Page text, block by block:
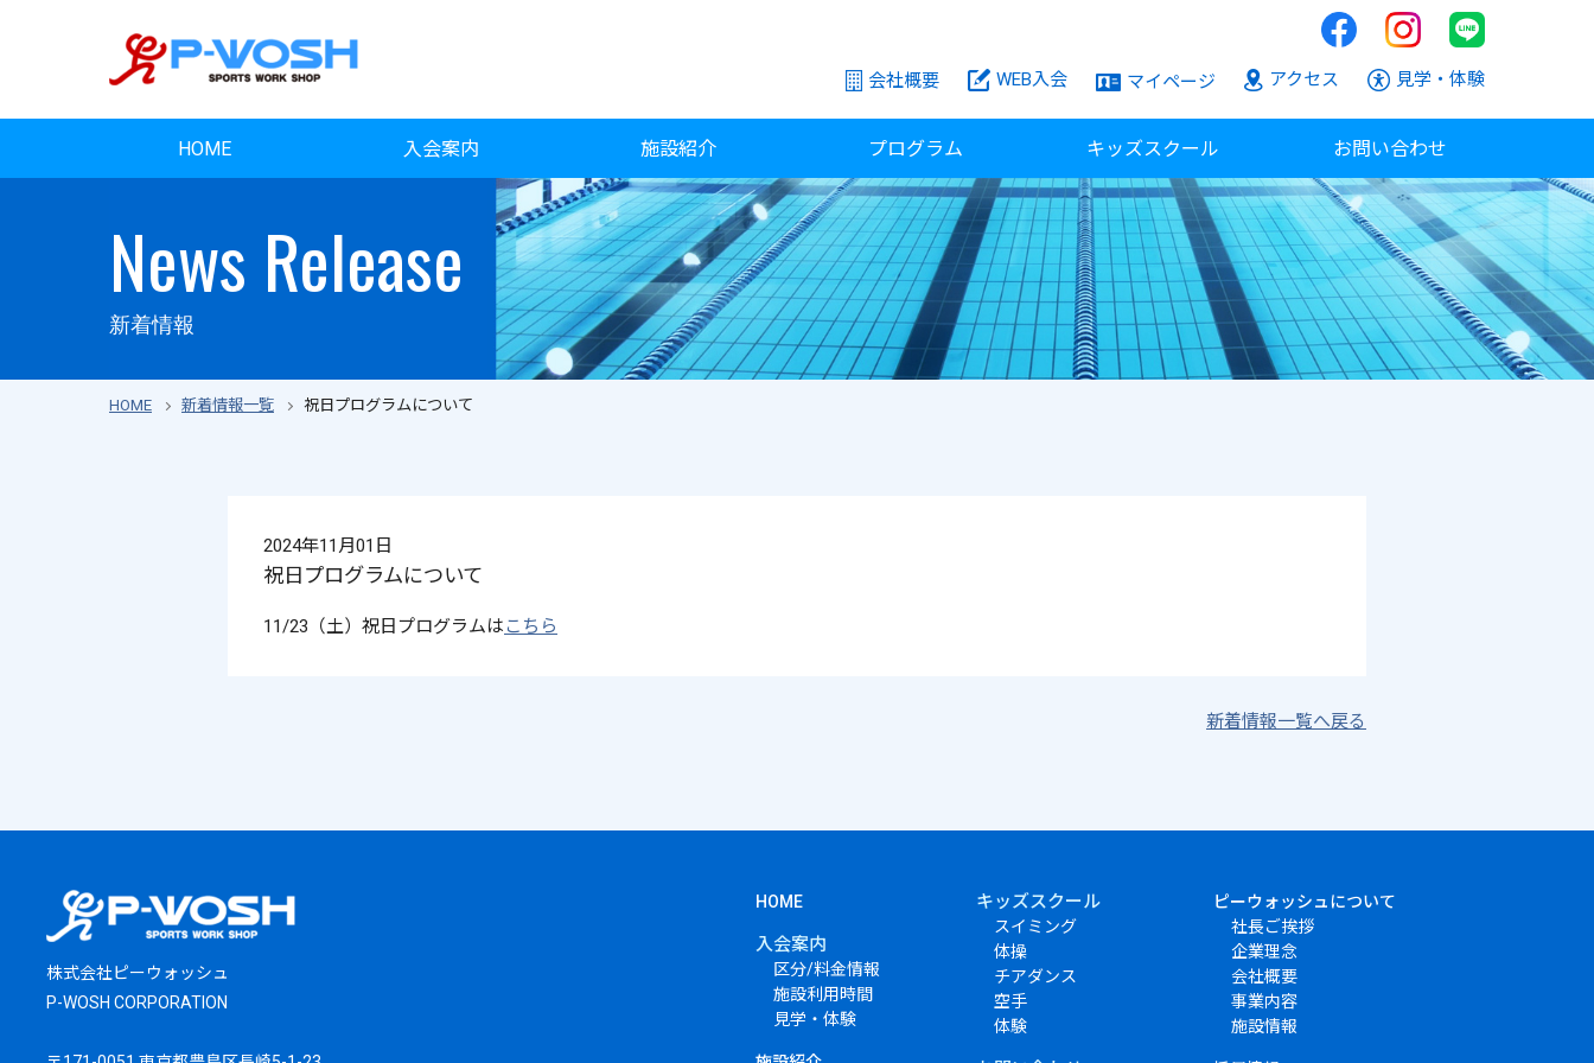
会社概要 WEB入会 マイページ アクセス 見学・体験
HOME 入会案内 施設紹介 プログラム キッズスクール お問い合わせ
News Release
新着情報
HOME 新着情報一覧 祝日プログラムについて
2024年11月01日
祝日プログラムについて
11/23（土）祝日プログラムはこちら
新着情報一覧へ戻る
株式会社ピーウォッシュ
P-WOSH CORPORATION
HOME
入会案内
区分/料金情報
施設利用時間
見学・体験
キッズスクール
スイミング
体操
チアダンス
空手
体験
ピーウォッシュについて
社長ご挨拶
企業理念
会社概要
事業内容
施設情報